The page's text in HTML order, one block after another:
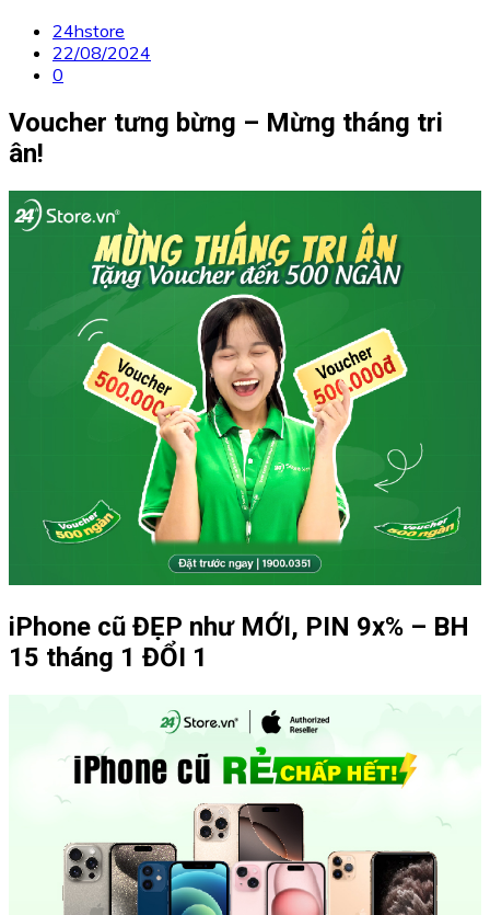
24hstore
22/08/2024
0
Voucher tưng bừng – Mừng tháng tri
ân!
iPhone cũ ĐẸP như MỚI, PIN 9x% – BH
15 tháng 1 ĐỔI 1